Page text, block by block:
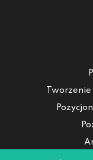
Tworzenie